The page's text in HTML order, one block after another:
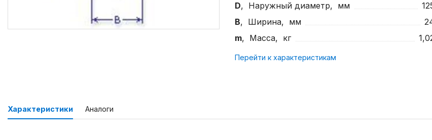
D, Наружный диаметр, мм
B, Ширина, мм
m, Масса, кг
Перейти к характеристикам
Характеристики Аналоги